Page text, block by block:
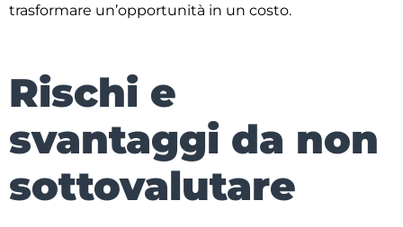
trasformare un’opportunità in un costo.
Rischi e
svantaggi da non
sottovalutare